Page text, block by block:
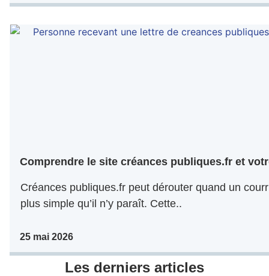
Comprendre le site créances publiques.fr et
Créances publiques.fr peut dérouter quand un
plus simple qu’il n’y paraît. Cette..
25 mai 2026
Les derniers articles